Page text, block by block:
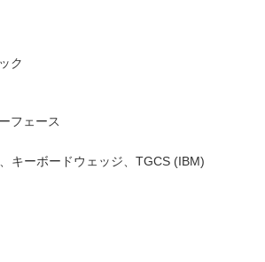
ク
フェース
キーボードウェッジ、TGCS (IBM)